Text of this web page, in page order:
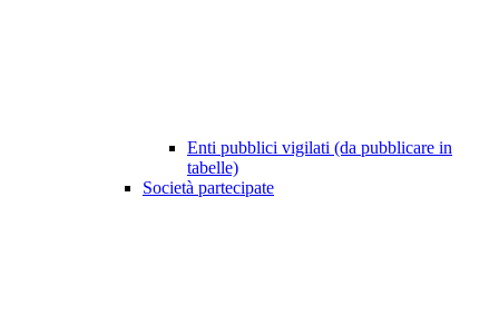
Enti pubblici vigilati (da pubblicare in
tabelle)
Società partecipate